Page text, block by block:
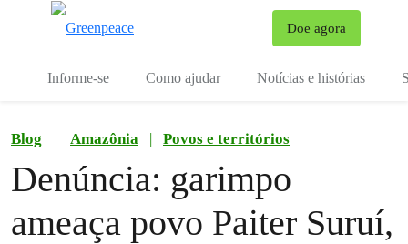
Doe agora
Informe-se Como ajudar Notícias e histórias
Blog Amazônia | Povos e territórios
Denúncia: garimpo
ameaça povo Paiter Suruí,